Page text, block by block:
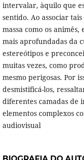
intervalar, àquilo que
sentido. Ao associar
massa como os animês,
mais aprofundadas da
estereótipos e
muitas vezes, como
mesmo perigosas. Por
desmistificá-los,
diferentes camadas de
elementos complexos
audiovisual